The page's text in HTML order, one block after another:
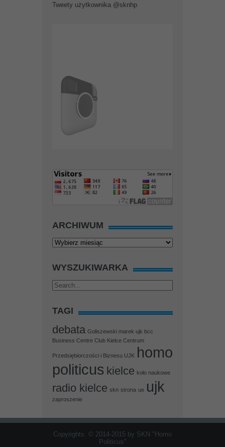
Tweety użytkownika @sknhp
ARCHIWUM
Archiwum
WYSZUKIWARKA
TAGI
debata Goliszewski marek ujk bcc
Business Centre Club Kielce Centrum
Przedsiębiorczości i Biznesu UJK homo
politicus kielce koło naukowe
radio kielce skn strona ue ujk
zaproszenie
Copyrights. © 2014-2015 by SKN "Homo
Politicus"